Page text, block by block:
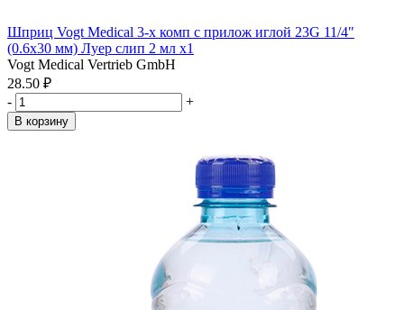
Шприц Vogt Medical 3-х комп с прилож иглой 23G 11/4"
(0.6х30 мм) Луер слип 2 мл x1
Vogt Medical Vertrieb GmbH
28.50 ₽
-
+
В корзину